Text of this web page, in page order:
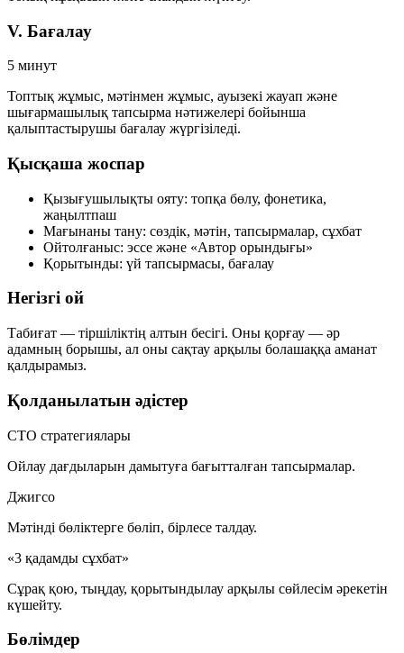
V. Бағалау
5 минут
Топтық жұмыс, мәтінмен жұмыс, ауызекі жауап және
шығармашылық тапсырма нәтижелері бойынша
қалыптастырушы бағалау жүргізіледі.
Қысқаша жоспар
Қызығушылықты ояту: топқа бөлу, фонетика,
жаңылтпаш
Мағынаны тану: сөздік, мәтін, тапсырмалар, сұхбат
Ойтолғаныс: эссе және «Автор орындығы»
Қорытынды: үй тапсырмасы, бағалау
Негізгі ой
Табиғат — тіршіліктің алтын бесігі. Оны қорғау — әр
адамның борышы, ал оны сақтау арқылы болашаққа аманат
қалдырамыз.
Қолданылатын әдістер
СТО стратегиялары
Ойлау дағдыларын дамытуға бағытталған тапсырмалар.
Джигсо
Мәтінді бөліктерге бөліп, бірлесе талдау.
«3 қадамды сұхбат»
Сұрақ қою, тыңдау, қорытындылау арқылы сөйлесім әрекетін
күшейту.
Бөлімдер